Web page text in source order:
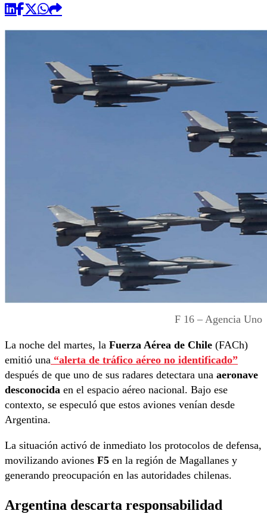
F 16 – Agencia Uno
La noche del martes, la Fuerza Aérea de Chile (FACh)
emitió una “alerta de tráfico aéreo no identificado”
después de que uno de sus radares detectara una aeronave
desconocida en el espacio aéreo nacional. Bajo ese
contexto, se especuló que estos aviones venían desde
Argentina.
La situación activó de inmediato los protocolos de defensa,
movilizando aviones F5 en la región de Magallanes y
generando preocupación en las autoridades chilenas.
Argentina descarta responsabilidad